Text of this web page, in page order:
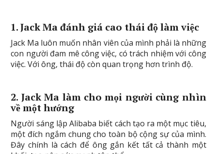
1. Jack Ma đánh giá cao thái độlàm việc
Jack Ma luôn muốn nhân viên của mình phải là những
con người đam mê công việc, có trách nhiệm với công
việc. Với ông, thái độ còn quan trọng hơn trình độ.
2. Jack Ma làm cho mọi người cùng nhìn
về một hướng
Người sáng lập Alibaba biết cách tạo ra một mục tiêu,
một đích ngắm chung cho toàn bộ cộng sự của mình.
Đây chính là cách để ông gắn kết tất cả thành một